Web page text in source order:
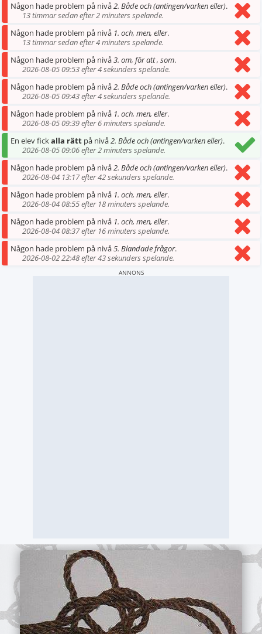
Någon hade problem på nivå2. Både och (antingen/varken eller).
13 timmar sedan efter 2 minuters spelande.
Någon hade problem på nivå 1. och, men, eller.
13 timmar sedan efter 4 minuters spelande.
Någon hade problem på nivå3. om, för att , som.
2026-08-05 09:53 efter 4 sekunders spelande.
Någon hade problem på nivå2. Både och (antingen/varken eller).
2026-08-05 09:43 efter 4 sekunders spelande.
Någon hade problem på nivå 1. och, men, eller.
2026-08-05 09:39 efter 6 minuters spelande.
En elev fickalla rätt på nivå2. Både och (antingen/varken eller).
2026-08-05 09:06 efter 2 minuters spelande.
Någon hade problem på nivå2. Både och (antingen/varken eller).
2026-08-04 13:17 efter 42 sekunders spelande.
Någon hade problem på nivå 1. och, men, eller.
2026-08-04 08:55 efter 18 minuters spelande.
Någon hade problem på nivå 1. och, men, eller.
2026-08-04 08:37 efter 16 minuters spelande.
Någon hade problem på nivå5. Blandade frågor.
2026-08-02 22:48 efter 43 sekunders spelande.
ANNONS